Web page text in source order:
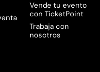
Vende tu evento
con TicketPoint
Trabaja con
nosotros